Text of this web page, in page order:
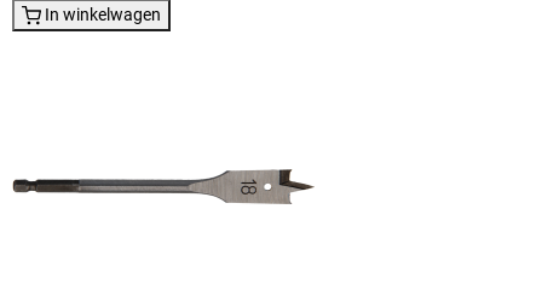
In winkelwagen